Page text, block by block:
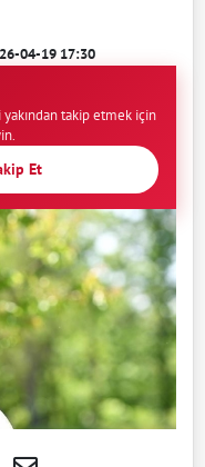
04-19 17:30
takip etmek için
Et